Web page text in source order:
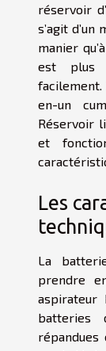
réservoir
s’agit
manier
est plus
facilement.
en-un
Réservoir
et
Les
La
prendre
aspirateur
batteries